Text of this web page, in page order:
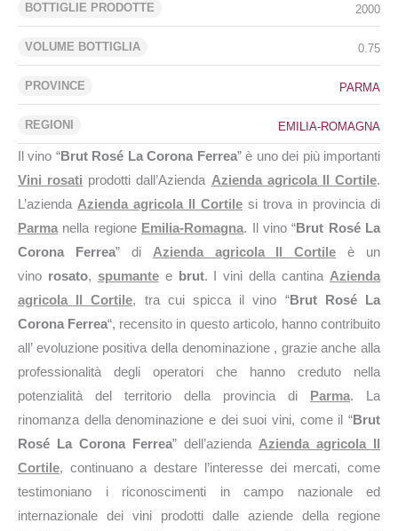
BOTTIGLIE PRODOTTE 2000
VOLUME BOTTIGLIA 0.75
PROVINCE PARMA
REGIONI EMILIA-ROMAGNA
Il vino “Brut Rosé La Corona Ferrea” è uno dei più importanti
Vini rosati prodotti dall’Azienda Azienda agricola Il Cortile.
L’azienda Azienda agricola Il Cortile si trova in provincia di
Parma nella regione Emilia-Romagna. Il vino “Brut Rosé La
Corona Ferrea” di Azienda agricola Il Cortile è un
vino rosato, spumantee brut. I vini della cantina Azienda
agricola Il Cortile, tra cui spicca il vino “Brut Rosé La
Corona Ferrea“, recensito in questo articolo, hanno contribuito
all’ evoluzione positiva della denominazione , grazie anche alla
professionalità degli operatori che hanno creduto nella
potenzialità del territorio della provincia di Parma. La
rinomanza della denominazione e dei suoi vini, come il “Brut
Rosé La Corona Ferrea” dell’azienda Azienda agricola Il
Cortile, continuano a destare l’interesse dei mercati, come
testimoniano i riconoscimenti in campo nazionale ed
internazionale dei vini prodotti dalle aziende della regione